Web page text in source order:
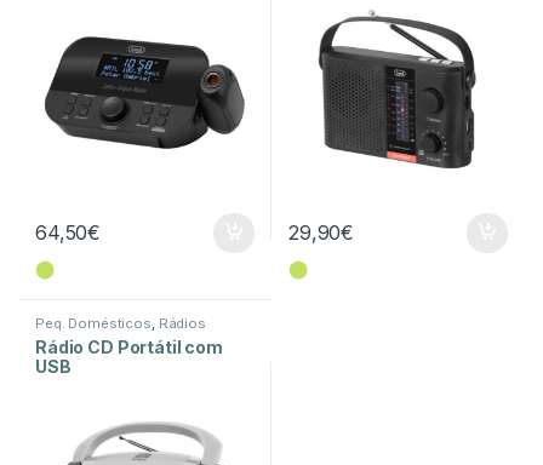
64,50€
⬤
29,90€
⬤
Peq. Domésticos, Rádios
Rádio CD Portátil com
USB